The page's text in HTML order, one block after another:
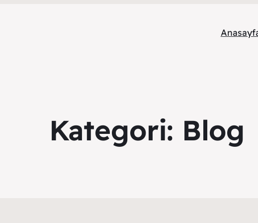
Kategori: Blog